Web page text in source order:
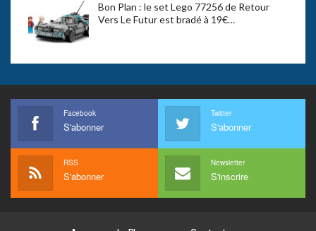
Bon Plan : le set Lego 77256 de Retour
Vers Le Futur est bradé à 19€…
Facebook
S'abonner
Twitter
S'abonner
RSS
S'abonner
Newsletter
S'inscrire